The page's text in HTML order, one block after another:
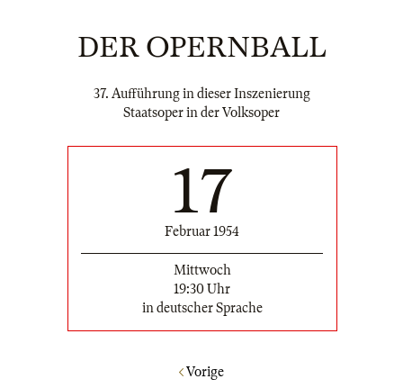
DER OPERNBALL
37. Aufführung in dieser Inszenierung
Staatsoper in der Volksoper
17
Februar 1954
Mittwoch
19:30 Uhr
in deutscher Sprache
Vorige